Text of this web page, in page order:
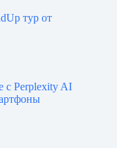
тур от
с Perplexity AI